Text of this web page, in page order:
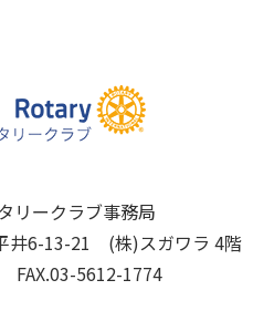
リークラブ事務局
井6-13-21 (株)スガワラ 4階
5612-1774